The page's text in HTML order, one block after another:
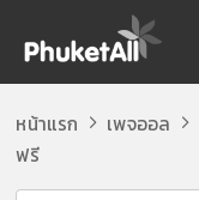
หน้าแรก เพจออล
ฟรี